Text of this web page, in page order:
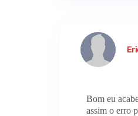
Bom eu
assim o erro